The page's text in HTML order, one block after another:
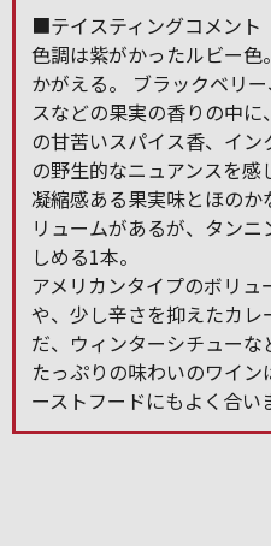
■テイスティングコメント
色調は紫がかったルビー
かがえる。 ブラックベリ
スなどの果実の香りの中
の甘苦いスパイス香、イ
の野生的なニュアンスを感
凝縮感ある果実味とほの
リュームがあるが、タン
しめる1本。
アメリカンタイプのボリ
や、少し辛さを抑えたカ
だ、ウィンターシチュー
たっぷりの味わいのワイ
ーストフードにもよく合い